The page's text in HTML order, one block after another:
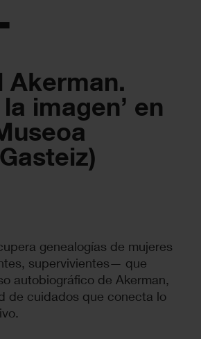
Akerman.
imagen’ en
genealogías de mujeres
supervivientes— que
autobiográfico de Akerman,
de cuidados que conecta lo